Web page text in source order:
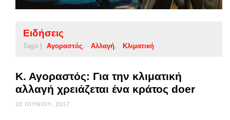
Ειδήσεις
Tags | Αγοραστός Αλλαγή Κλιματική
Κ. Αγοραστός: Για την κλιματική
αλλαγή χρειάζεται ένα κράτος doer
20 ΙΟΥΝΊΟΥ, 2017